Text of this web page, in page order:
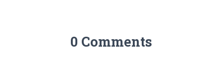
0 Comments